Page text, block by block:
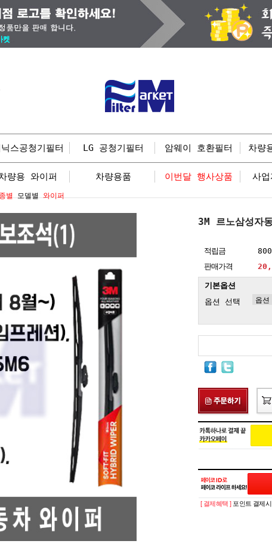
스공청기필터 LG 공청기필터 암웨이 호환필터 차량
량용 와이퍼 차량용품 이번달 행사상품 사업
별모델별와이퍼
3M 르노삼성자
적립금
판매가격
기본옵션
옵션 선택
[ 결제혜택 ] 포인트 결제